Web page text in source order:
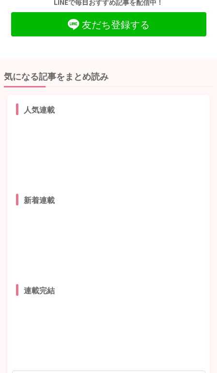
LINEで毎日おすすめ記事を配信中！
友だち登録する
気になる記事をまとめ読み
人気連載
新着連載
連載完結